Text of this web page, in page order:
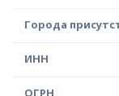
Города
ИНН
ОГРН